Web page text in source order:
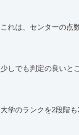
これは、センターの点
少しでも判定の良いと
大学のランクを2段階も